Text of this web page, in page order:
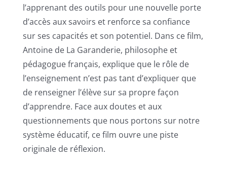
l’apprenant des outils pour une nouvelle porte
d’accès aux savoirs et renforce sa confiance
sur ses capacités et son potentiel. Dans ce film,
Antoine de La Garanderie, philosophe et
pédagogue français, explique que le rôle de
l’enseignement n’est pas tant d’expliquer que
de renseigner l’élève sur sa propre façon
d’apprendre. Face aux doutes et aux
questionnements que nous portons sur notre
système éducatif, ce film ouvre une piste
originale de réflexion.